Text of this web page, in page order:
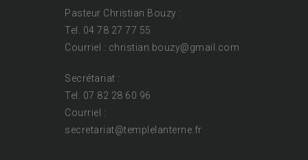
Pasteur Christian Bouzy :
Tel. 04 78 27 77 55
Courriel : christian.bouzy@gmail.com
Secrétariat :
Tel. 07 82 28 60 96
Courriel :
secretariat@templelanterne.fr